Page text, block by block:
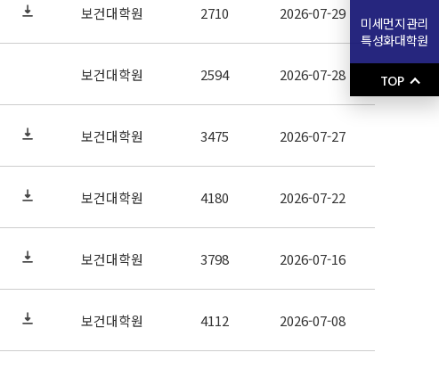
보건대학원 2710 2026-07-29
보건대학원 2594 2026-07-28
보건대학원 3475 2026-07-27
보건대학원 4180 2026-07-22
보건대학원 3798 2026-07-16
보건대학원 4112 2026-07-08
미세먼지관리
특성화대학원
TOP